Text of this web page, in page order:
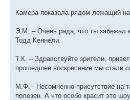
Камера показала рядом лежащий
Э.М. – Очень рада, что ты забежал
Тодд Кеннели.
Т.К. – Здравствуйте зрители,
прошедшее воскресение мы стали
М.Ф. - Несомненно присутствие на
полезен. А что особо красит это